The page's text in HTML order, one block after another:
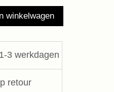
winkelwagen
3 werkdagen
retour